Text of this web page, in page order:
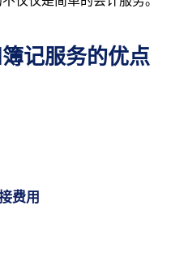
记服务的优点
费用